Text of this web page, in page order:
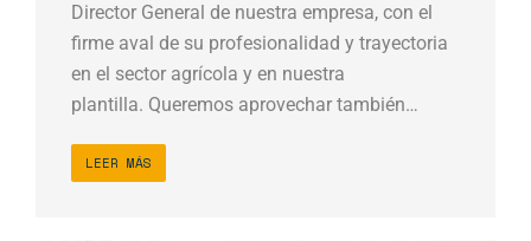
Director General de nuestra empresa, con el
firme aval de su profesionalidad y trayectoria
en el sector agrícola y en nuestra
plantilla. Queremos aprovechar también…
LEER MÁS